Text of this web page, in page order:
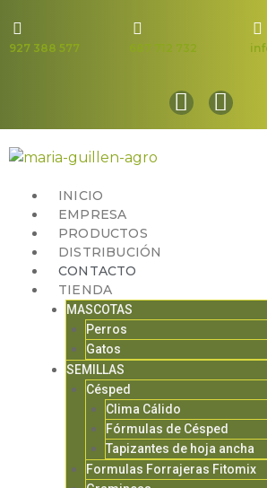
927 388 577 687 712 732
INICIO
EMPRESA
PRODUCTOS
DISTRIBUCIÓN
CONTACTO
TIENDA
MASCOTAS
Perros
Gatos
SEMILLAS
Césped
Clima Cálido
Fórmulas de Césped
Tapizantes de hoja ancha
Formulas Forrajeras Fitomix